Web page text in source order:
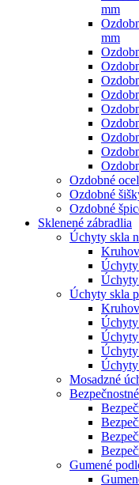
mm
mm
Ozdobné
Ozdobné
Ozdobné
Sklenené zábradlia
Úchyty skla
Úchyty
Úchyty skla
Úchyty
Úchyty
Mosadzné
Gumené